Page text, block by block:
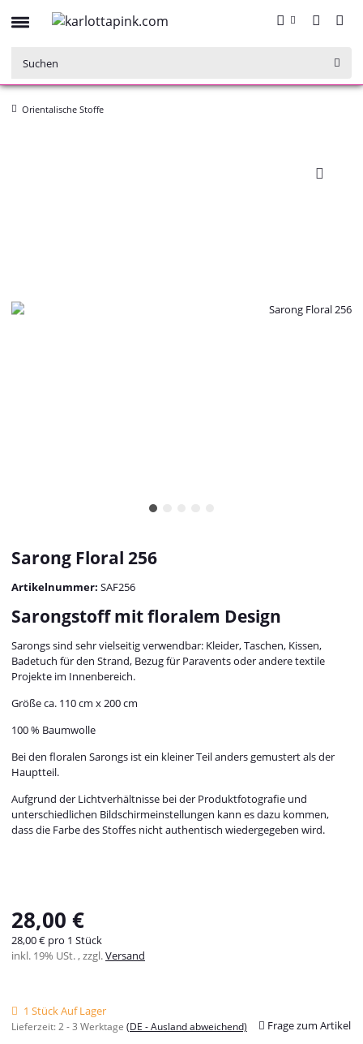
Orientalische Stoffe
Sarong Floral 256
Artikelnummer: SAF256
Sarongstoff mit floralem Design
Sarongs sind sehr vielseitig verwendbar: Kleider, Taschen, Kissen,
Badetuch für den Strand, Bezug für Paravents oder andere textile
Projekte im Innenbereich.
Größe ca. 110 cm x 200 cm
100 % Baumwolle
Bei den floralen Sarongs ist ein kleiner Teil anders gemustert als der
Hauptteil.
Aufgrund der Lichtverhältnisse bei der Produktfotografie und
unterschiedlichen Bildschirmeinstellungen kann es dazu kommen,
dass die Farbe des Stoffes nicht authentisch wiedergegeben wird.
28,00 €
28,00 € pro 1 Stück
inkl. 19% USt. , zzgl.Versand
1 Stück Auf Lager
Lieferzeit:2 - 3 Werktage (DE - Ausland abweichend) Frage zum Artikel